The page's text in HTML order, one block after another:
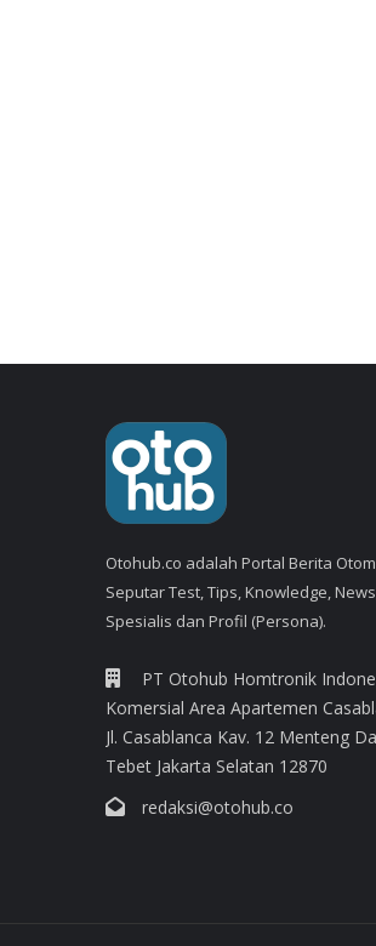
Otohub.co adalah Portal Berita
Seputar Test, Tips, Knowledge,
Spesialis dan Profil (Persona).
PT Otohub Homtronik
Komersial Area Apartemen
Jl. Casablanca Kav. 12 Menteng
Tebet Jakarta Selatan 12870
redaksi@otohub.co